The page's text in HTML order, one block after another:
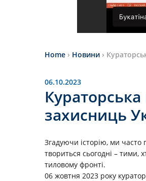
Home › Новини ›
06.10.2023
захисниць
Згадуючи історію, ми часто
твориться сьогодні – тими,
тиловому фронті.
06 жовтня 2023 року